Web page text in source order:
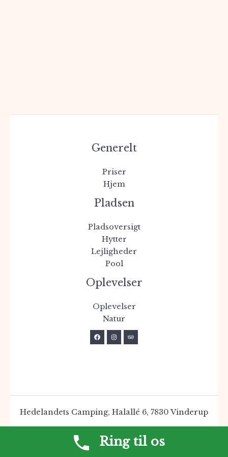
Generelt
Priser
Hjem
Pladsen
Pladsoversigt
Hytter
Lejligheder
Pool
Oplevelser
Oplevelser
Natur
Hedelandets Camping, Halallé 6, 7830 Vinderup
Ring til os